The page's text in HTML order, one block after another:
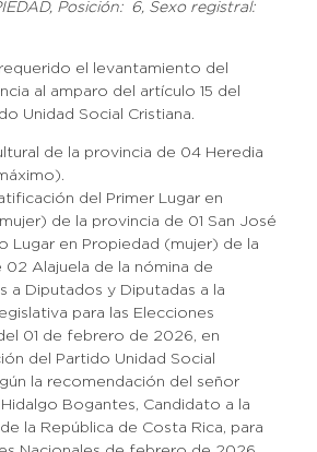
Posición: 6, Sexo registral:
el levantamiento del
al amparo del artículo 15 del
Unidad Social Cristiana.
de la provincia de 04 Heredia
del Primer Lugar en
de la provincia de 01 San José
Lugar en Propiedad (mujer) de la
02 Alajuela de la nómina de
a Diputados y Diputadas a la
para las Elecciones
01 de febrero de 2026, en
del Partido Unidad Social
la recomendación del señor
Hidalgo Bogantes, Candidato a la
la República de Costa Rica, para